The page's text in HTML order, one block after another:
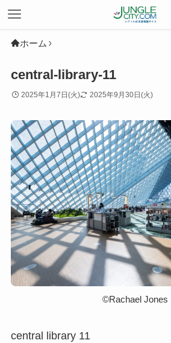
ホーム
central-library-11
2025年1月7日(火) 2025年9月30日(火)
©︎Rachael Jones
central library 11